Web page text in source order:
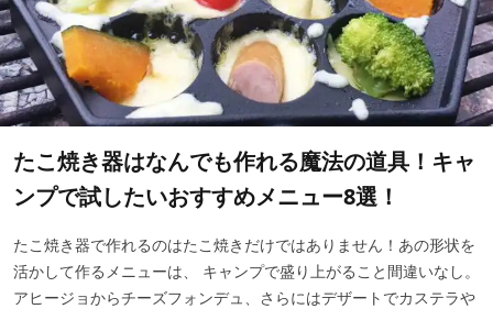
たこ焼き器はなんでも作れる魔法の道具！キャ
ンプで試したいおすすめメニュー8選！
たこ焼き器で作れるのはたこ焼きだけではありません！あの形状を
活かして作るメニューは、 キャンプで盛り上がること間違いなし。
アヒージョからチーズフォンデュ、さらにはデザートでカステラや